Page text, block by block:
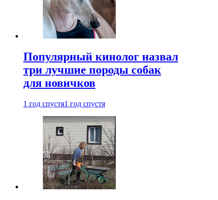
Популярный кинолог назвал
три лучшие породы собак
для новичков
1 год спустя1 год спустя